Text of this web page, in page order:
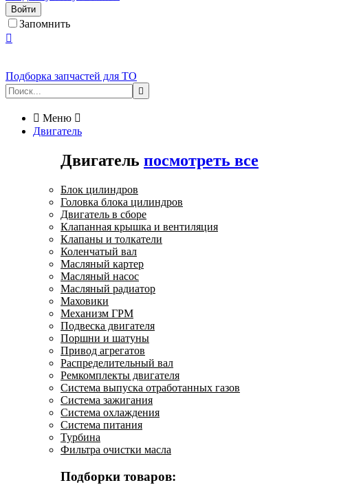
Войти
Запомнить

Подборка запчастей для ТО

 Меню 
Двигатель
Двигатель посмотреть все
Блок цилиндров
Головка блока цилиндров
Двигатель в сборе
Клапанная крышка и вентиляция
Клапаны и толкатели
Коленчатый вал
Масляный картер
Масляный насос
Масляный радиатор
Маховики
Механизм ГРМ
Подвеска двигателя
Поршни и шатуны
Привод агрегатов
Распределительный вал
Ремкомплекты двигателя
Система выпуска отработанных газов
Система зажигания
Система охлаждения
Система питания
Турбина
Фильтра очистки масла
Подборки товаров: